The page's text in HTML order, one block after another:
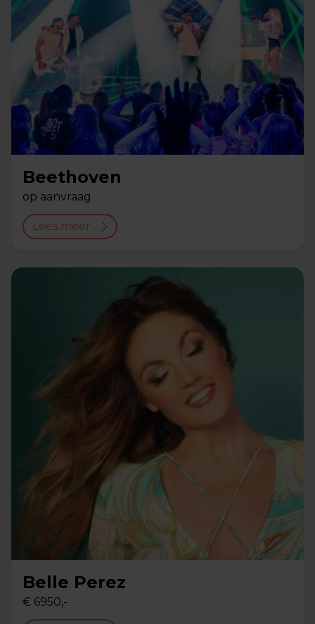
Beethoven
op aanvraag
Lees meer
Belle Perez
€ 6950,-